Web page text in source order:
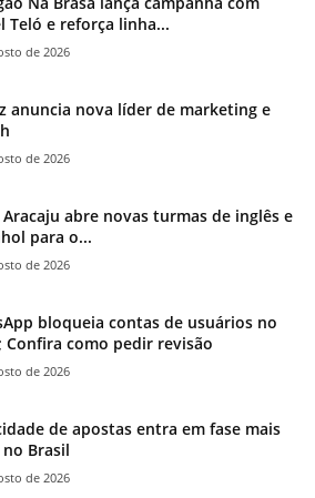
Teló e reforça linha...
de 2026
anuncia nova líder de marketing e
de 2026
Aracaju abre novas turmas de inglês e
para o...
de 2026
bloqueia contas de usuários no
Confira como pedir revisão
de 2026
de apostas entra em fase mais
Brasil
de 2026